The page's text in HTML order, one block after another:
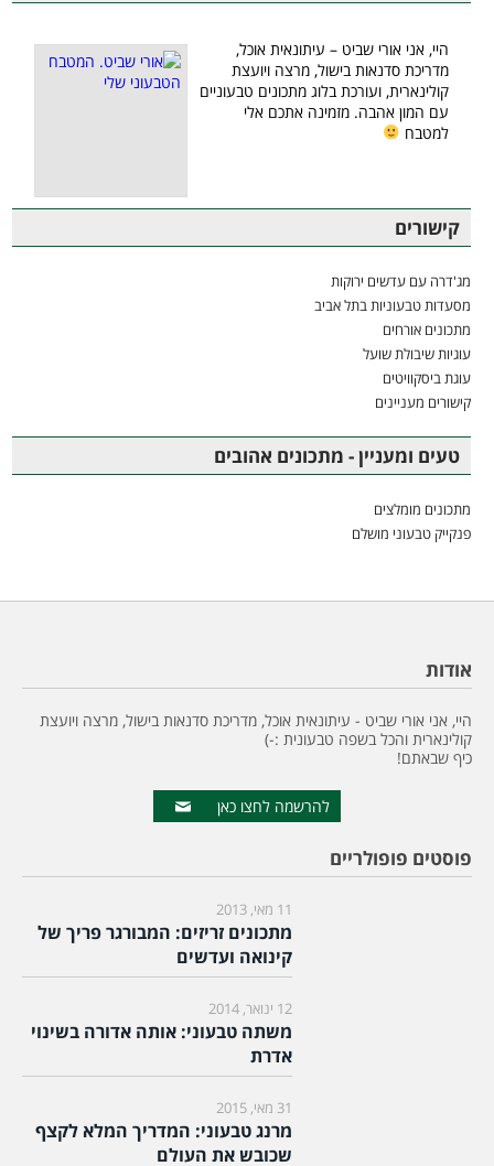
היי, אני אורי שביט – עיתונאית אוכל,
מדריכת סדנאות בישול, מרצה ויועצת
קולינארית, ועורכת בלוג מתכונים טבעוניים
עם המון אהבה. מזמינה אתכם אלי
למטבח
קישורים
מג'דרה עם עדשים ירוקות
מסעדות טבעוניות בתל אביב
מתכונים אורחים
עוגיות שיבולת שועל
עוגת ביסקוויטים
קישורים מעניינים
טעים ומעניין - מתכונים אהובים
מתכונים מומלצים
פנקייק טבעוני מושלם
אודות
היי, אני אורי שביט - עיתונאית אוכל, מדריכת סדנאות בישול, מרצה ויועצת
קולינארית והכל בשפה טבעונית :-)
כיף שבאתם!
להרשמה לחצו כאן
פוסטים פופולריים
11 מאי, 2013
מתכונים זריזים: המבורגר פריך של
קינואה ועדשים
12 ינואר, 2014
משתה טבעוני: אותה אדורה בשינוי
אדרת
31 מאי, 2015
מרנג טבעוני: המדריך המלא לקצף
שכובש את העולם